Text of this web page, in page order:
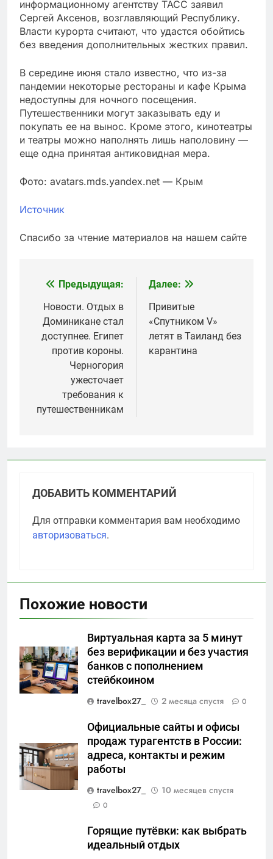
информационному агентству ТАСС заявил
Сергей Аксенов, возглавляющий Республику.
Власти курорта считают, что удастся обойтись
без введения дополнительных жестких правил.
В середине июня стало известно, что из-за
пандемии некоторые рестораны и кафе Крыма
недоступны для ночного посещения.
Путешественники могут заказывать еду и
покупать ее на вынос. Кроме этого, кинотеатры
и театры можно наполнять лишь наполовину —
еще одна принятая антиковидная мера.
Фото: avatars.mds.yandex.net — Крым
Источник
Спасибо за чтение материалов на нашем сайте
Навигация
по
записям
Предыдущая:
Новости. Отдых в
Доминикане стал
доступнее. Египет
против короны.
Черногория
ужесточает
требования к
путешественникам
Далее:
Привитые
«Спутником V»
летят в Таиланд без
карантина
ДОБАВИТЬ КОММЕНТАРИЙ
Для отправки комментария вам необходимо
авторизоваться.
Похожие новости
Виртуальная карта за 5 минут
без верификации и без участия
банков с пополнением
стейбкоином
travelbox27_
2 месяца спустя 0
Официальные сайты и офисы
продаж турагентств в России:
адреса, контакты и режим
работы
travelbox27_
10 месяцев спустя
0
Горящие путёвки: как выбрать
идеальный отдых